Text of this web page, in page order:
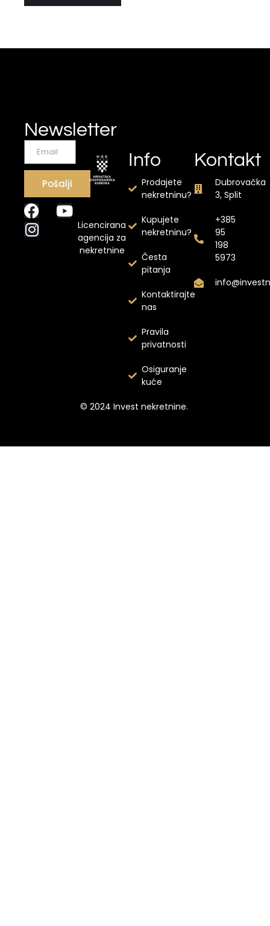
Newsletter
Pošalji
Licencirana
agencija za
nekretnine
Info
Prodajete
nekretninu?
Kupujete
nekretninu?
Česta
pitanja
Kontaktirajte
nas
Pravila
privatnosti
Osiguranje
kuće
Kontakt
Dubrovačka
3, Split
+385
95
198
5973
© 2024 Invest nekretnine.